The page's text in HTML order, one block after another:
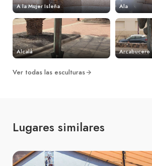
A la Mujer Isleña Ala
Alcalá Arcabucero
Ver todas las esculturas
Lugares similares